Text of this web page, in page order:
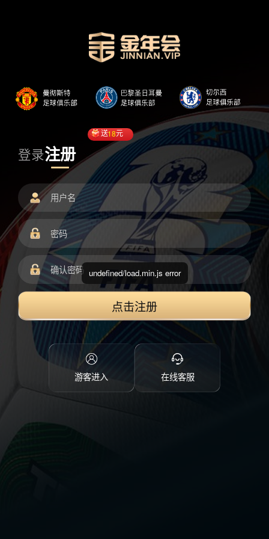
登录注册
送18元
点击注册
游客进入 在线客服
undefined/load.min.js error